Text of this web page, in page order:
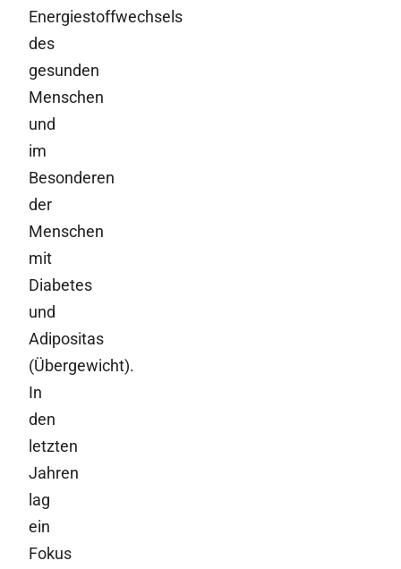
Energiestoffwechsels
des
gesunden
Menschen
und
im
Besonderen
der
Menschen
mit
Diabetes
und
Adipositas
(Übergewicht).
In
den
letzten
Jahren
lag
ein
Fokus